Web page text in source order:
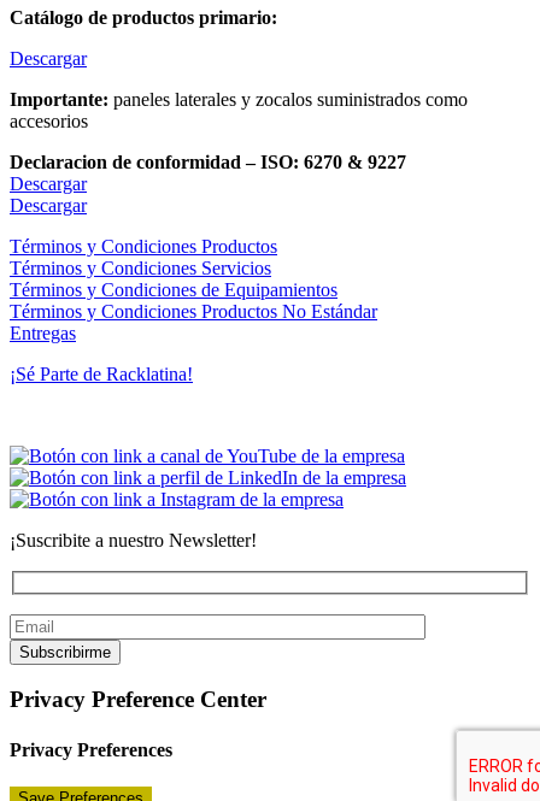
Catálogo de productos primario:
Descargar
Importante: paneles laterales y zocalos suministrados como
accesorios
Declaracion de conformidad – ISO: 6270 & 9227
Descargar
Descargar
Términos y Condiciones Productos
Términos y Condiciones Servicios
Términos y Condiciones de Equipamientos
Términos y Condiciones Productos No Estándar
Entregas
¡Sé Parte de Racklatina!
¡Suscribite a nuestro Newsletter!
Privacy Preference Center
Privacy Preferences